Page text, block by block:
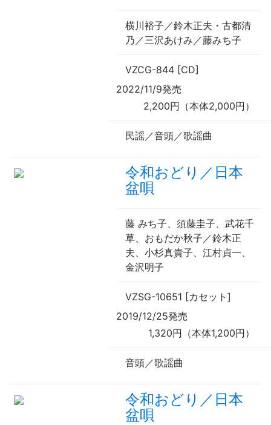
横川裕子／鈴木正夫・古都清
乃／三沢あけみ／藤みち子
VZCG-844 [CD]
2022/11/9発売
2,200円（本体2,000円）
民謡／音頭／歌謡曲
令和おどり／日本
盆唄
藤 みち子、須藤圭子、武花千
草、おもだか秋子／鈴木正
夫、小杉真貴子、江村貞一、
金沢明子
VZSG-10651 [カセット]
2019/12/25発売
1,320円（本体1,200円）
音頭／歌謡曲
令和おどり／日本
盆唄